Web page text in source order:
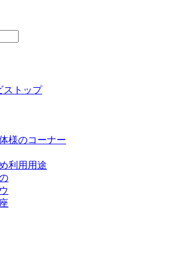
ストップ
様のコーナー
利用用途